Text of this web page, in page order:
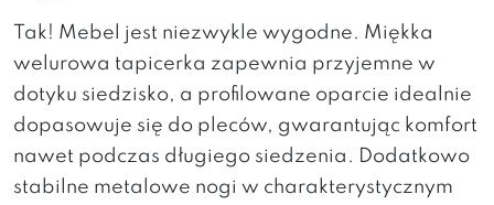
Tak! Mebel jest niezwykle wygodne. Miękka
welurowa tapicerka zapewnia przyjemne w
dotyku siedzisko, a profilowane oparcie idealnie
dopasowuje się do pleców, gwarantując komfort
nawet podczas długiego siedzenia. Dodatkowo
stabilne metalowe nogi w charakterystycznym